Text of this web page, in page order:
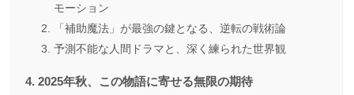
モーション
「補助魔法」が最強の鍵となる、逆転の戦術論
予測不能な人間ドラマと、深く練られた世界観
2025年秋、この物語に寄せる無限の期待